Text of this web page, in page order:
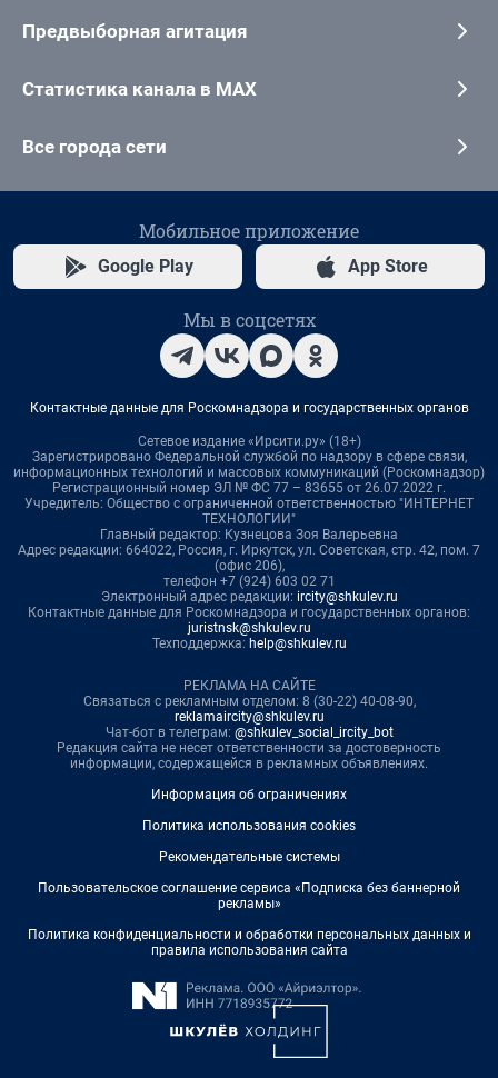
Предвыборная агитация
Статистика канала в MAX
Все города сети
Мобильное приложение
Google Play App Store
Мы в соцсетях
Контактные данные для Роскомнадзора и государственных органов
Сетевое издание «Ирсити.ру» (18+)
Зарегистрировано Федеральной службой по надзору в сфере связи,
информационных технологий и массовых коммуникаций (Роскомнадзор)
Регистрационный номер ЭЛ № ФС 77 – 83655 от 26.07.2022 г.
Учредитель: Общество с ограниченной ответственностью "ИНТЕРНЕТ
ТЕХНОЛОГИИ"
Главный редактор: Кузнецова Зоя Валерьевна
Адрес редакции: 664022, Россия, г. Иркутск, ул. Советская, стр. 42, пом. 7
(офис 206),
телефон +7 (924) 603 02 71
Электронный адрес редакции: ircity@shkulev.ru
Контактные данные для Роскомнадзора и государственных органов:
juristnsk@shkulev.ru
Техподдержка: help@shkulev.ru
РЕКЛАМА НА САЙТЕ
Связаться с рекламным отделом: 8 (30-22) 40-08-90,
reklamaircity@shkulev.ru
Чат-бот в телеграм: @shkulev_social_ircity_bot
Редакция сайта не несет ответственности за достоверность
информации, содержащейся в рекламных объявлениях.
Информация об ограничениях
Политика использования cookies
Рекомендательные системы
Пользовательское соглашение сервиса «Подписка без баннерной
рекламы»
Политика конфиденциальности и обработки персональных данных и
правила использования сайта